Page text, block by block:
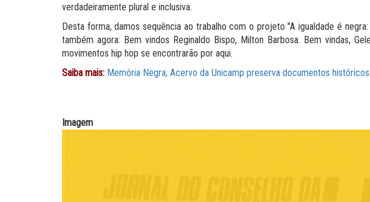
verdadeiramente plural e inclusiva.
Desta forma, damos sequência ao trabalho com o projeto "A igualdade é
também agora: Bem vindos Reginaldo Bispo, Milton Barbosa. Bem vindas,
movimentos hip hop se encontrarão por aqui.
Saiba mais: Memória Negra; Acervo da Unicamp preserva documentos
Imagem